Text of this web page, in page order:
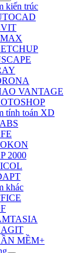
kiến trúc
VANTAGE
tính toán XD
2000
khác
MỀM+